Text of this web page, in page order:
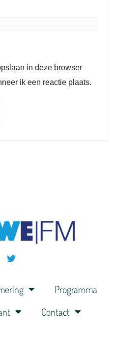
in deze browser
ik een reactie plaats.
Programma
Contact